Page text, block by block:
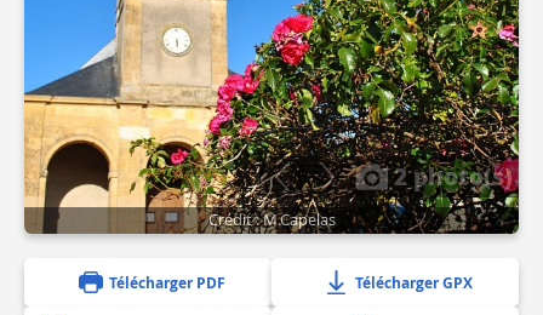
2 photo(s)
Crédit : M.Capelas
Télécharger PDF Télécharger GPX